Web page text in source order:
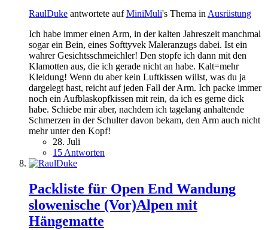
RaulDuke antwortete aufMiniMuli's Thema in Ausrüstung
Ich habe immer einen Arm, in der kalten Jahreszeit manchmal
sogar ein Bein, eines Softtyvek Maleranzugs dabei. Ist ein
wahrer Gesichtsschmeichler! Den stopfe ich dann mit den
Klamotten aus, die ich gerade nicht an habe. Kalt=mehr
Kleidung! Wenn du aber kein Luftkissen willst, was du ja
dargelegt hast, reicht auf jeden Fall der Arm. Ich packe immer
noch ein Aufblaskopfkissen mit rein, da ich es gerne dick
habe. Schiebe mir aber, nachdem ich tagelang anhaltende
Schmerzen in der Schulter davon bekam, den Arm auch nicht
mehr unter den Kopf!
28. Juli
15 Antworten
Packliste für Open End Wandung
slowenische (Vor)Alpen mit
Hängematte